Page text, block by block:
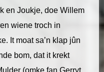
en Joukje, doe Willem
wiene troch in
It moat sa’n klap jûn
bom, dat it krekt
(omke fan Gerryt